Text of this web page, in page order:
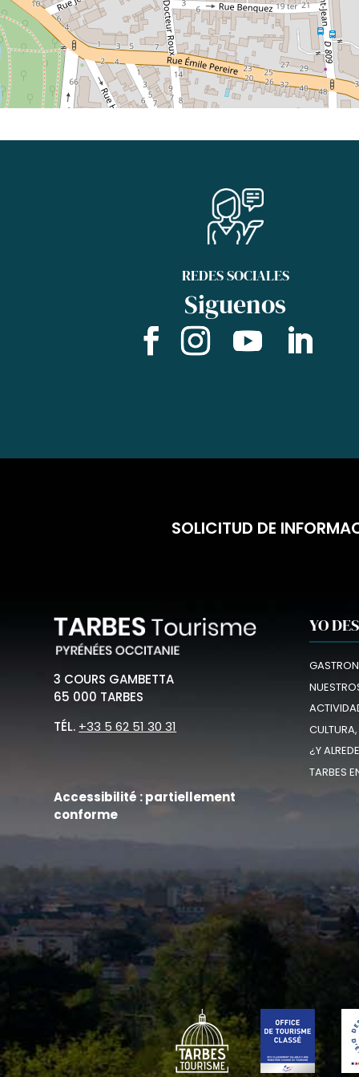
REDES SOCIALES
Siguenos
SOLICITUD DE
3 COURS GAMBETTA
65 000 TARBES
TÉL. +33 5 62 51 30 31
Accessibilité : partiellement
conforme
YO
¿Y
TARBES